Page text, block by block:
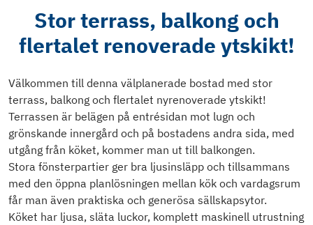
Stor terrass, balkong och
flertalet renoverade ytskikt!
Välkommen till denna välplanerade bostad med stor
terrass, balkong och flertalet nyrenoverade ytskikt!
Terrassen är belägen på entrésidan mot lugn och
grönskande innergård och på bostadens andra sida, med
utgång från köket, kommer man ut till balkongen.
Stora fönsterpartier ger bra ljusinsläpp och tillsammans
med den öppna planlösningen mellan kök och vardagsrum
får man även praktiska och generösa sällskapsytor.
Köket har ljusa, släta luckor, komplett maskinell utrustning